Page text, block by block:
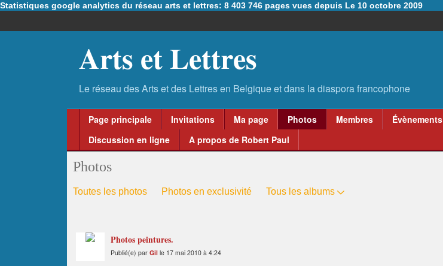
Statistiques google analytics du réseau arts et lettres: 8 403 746 pages vues depuis Le 10 octobre 2009
Arts et Lettres
Page principale Invitations Ma page Photos Membres Évènements
Discussion en ligne
A propos de Robert Paul
Photos
Toutes les photos Photos en exclusivité Tous les albums
Photos peintures.
Publié(e) par Gil le 17 mai 2010 à 4:24